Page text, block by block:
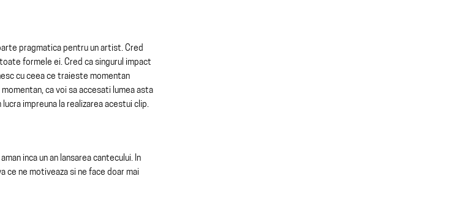
pragmatica pentru un artist. Cred
formele ei. Cred ca singurul impact
cu ceea ce traieste momentan
ca voi sa accesati lumea asta
impreuna la realizarea acestui clip.
inca un an lansarea cantecului. In
ne motiveaza si ne face doar mai